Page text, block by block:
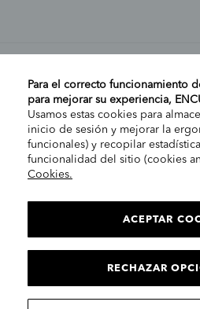
MI CUENTA
AYUDA
EMPRESA
INFORMACIÓN LEGAL
Para el correcto funcionamiento
para mejorar su experiencia,
Usamos estas cookies para
inicio de sesión y mejorar la
funcionales) y recopilar
funcionalidad del sitio (cookies
Cookies.
ACEPTAR
RECHAZAR